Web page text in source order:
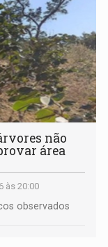
não
área
às 20:00
observados